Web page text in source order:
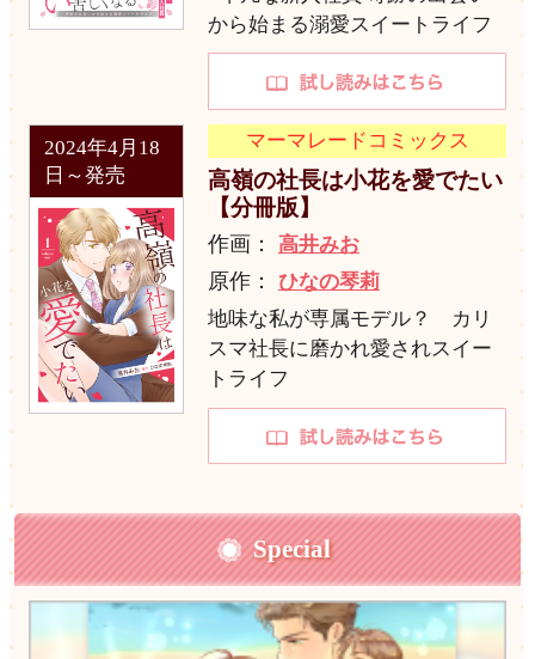
から始まる溺愛スイートライフ
2024年4月18
日～発売
マーマレードコミックス
高嶺の社長は小花を愛でたい
【分冊版】
作画： 高井みお
原作： ひなの琴莉
地味な私が専属モデル？ カリ
スマ社長に磨かれ愛されスイー
トライフ
Special